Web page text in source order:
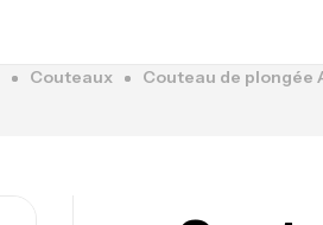
Couteaux Couteau de plongée